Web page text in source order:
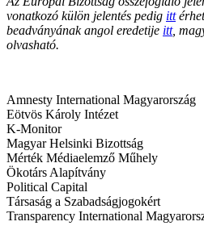
vonatkozó külön jelentés pedig itt
beadványának angol eredetije itt,
olvasható.
Amnesty International Magyarország
Eötvös Károly Intézet
K-Monitor
Magyar Helsinki Bizottság
Mérték Médiaelemző Műhely
Ökotárs Alapítvány
Political Capital
Társaság a Szabadságjogokért
Transparency International